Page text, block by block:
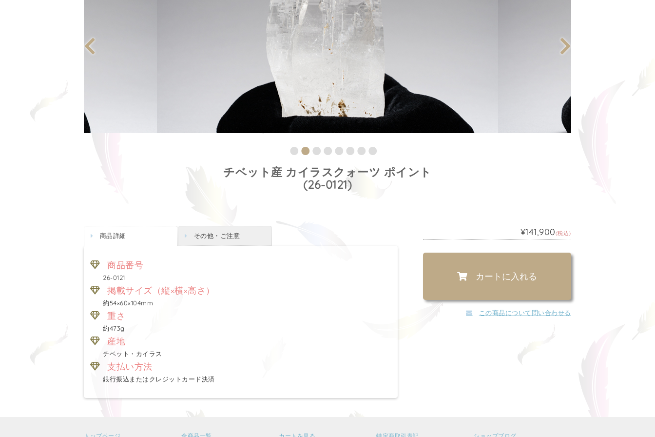
チベット産 カイラスクォーツ ポイント
(26-0121)
¥141,900(税込)
カートに入れる
この商品について問い合わせる
商品詳細 その他・ご注意
商品番号
26-0121
掲載サイズ（縦×横×高さ）
約54×60×104mm
重さ
約473g
産地
チベット・カイラス
支払い方法
銀行振込またはクレジットカード決済